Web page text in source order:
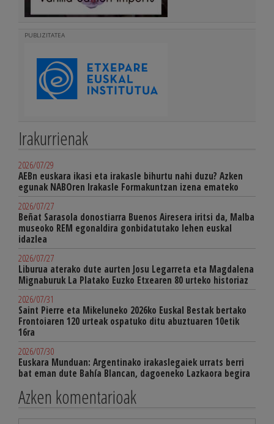
PUBLIZITATEA
Irakurrienak
2026/07/29
AEBn euskara ikasi eta irakasle bihurtu nahi duzu? Azken
egunak NABOren Irakasle Formakuntzan izena emateko
2026/07/27
Beñat Sarasola donostiarra Buenos Airesera iritsi da, Malba
museoko REM egonaldira gonbidatutako lehen euskal
idazlea
2026/07/27
Liburua aterako dute aurten Josu Legarreta eta Magdalena
Mignaburuk La Platako Euzko Etxearen 80 urteko historiaz
2026/07/31
Saint Pierre eta Mikeluneko 2026ko Euskal Bestak bertako
Frontoiaren 120 urteak ospatuko ditu abuztuaren 10etik
16ra
2026/07/30
Euskara Munduan: Argentinako irakaslegaiek urrats berri
bat eman dute Bahía Blancan, dagoeneko Lazkaora begira
Azken komentarioak